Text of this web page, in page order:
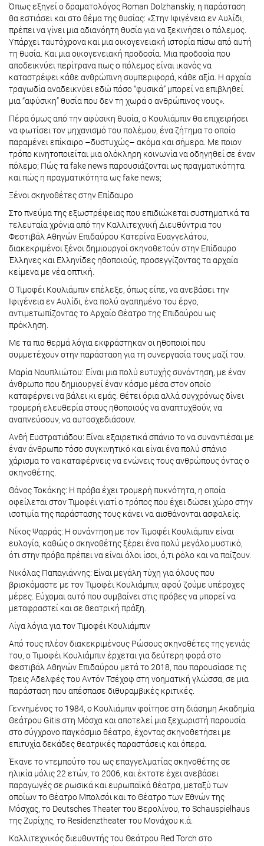
Όπως εξηγεί ο δραματολόγος Roman Dolzhanskiy, η παράσταση
θα εστιάσει και στο θέμα της θυσίας: «Στην Ιφιγένεια εν Αυλίδι,
πρέπει να γίνει μια αδιανόητη θυσία για να ξεκινήσει ο πόλεμος.
Υπάρχει ταυτόχρονα και μια οικογενειακή ιστορία πίσω από αυτή
τη θυσία. Και μια οικογενειακή προδοσία. Μια προδοσία που
αποδεικνύει περίτρανα πως ο πόλεμος είναι ικανός να
καταστρέψει κάθε ανθρώπινη συμπεριφορά, κάθε αξία. Η αρχαία
τραγωδία αναδεικνύει εδώ πόσο “φυσικά” μπορεί να επιβληθεί
μια “αφύσικη” θυσία που δεν τη χωρά ο ανθρώπινος νους».
Πέρα όμως από την αφύσικη θυσία, ο Κουλιάμπιν θα επιχειρήσει
να φωτίσει τον μηχανισμό του πολέμου, ένα ζήτημα το οποίο
παραμένει επίκαιρο –δυστυχώς– ακόμα και σήμερα. Με ποιον
τρόπο κινητοποιείται μια ολόκληρη κοινωνία να οδηγηθεί σε έναν
πόλεμο; Πώς τα fake news παρουσιάζονται ως πραγματικότητα
και πώς η πραγματικότητα ως fake news;
Ξένοι σκηνοθέτες στην Επίδαυρο
Στο πνεύμα της εξωστρέφειας που επιδιώκεται συστηματικά τα
τελευταία χρόνια από την Καλλιτεχνική Διευθύντρια του
Φεστιβάλ Αθηνών Επιδαύρου Κατερίνα Ευαγγελάτου,
διακεκριμένοι ξένοι δημιουργοί σκηνοθετούν στην Επίδαυρο
Έλληνες και Ελληνίδες ηθοποιούς, προσεγγίζοντας τα αρχαία
κείμενα με νέα οπτική.
Ο Τιμοφέι Κουλιάμπιν επέλεξε, όπως είπε, να ανεβάσει την
Ιφιγένεια εν Αυλίδι, ένα πολύ αγαπημένο του έργο,
αντιμετωπίζοντας το Αρχαίο Θέατρο της Επιδαύρου ως
πρόκληση.
Με τα πιο θερμά λόγια εκφράστηκαν οι ηθοποιοί που
συμμετέχουν στην παράσταση για τη συνεργασία τους μαζί του.
Μαρία Ναυπλιώτου: Είναι μια πολύ ευτυχής συνάντηση, με έναν
άνθρωπο που δημιουργεί έναν κόσμο μέσα στον οποίο
καταφέρνει να βάλει κι εμάς. Θέτει όρια αλλά συγχρόνως δίνει
τρομερή ελευθερία στους ηθοποιούς να αναπτυχθούν, να
αναπνεύσουν, να αυτοσχεδιάσουν.
Ανθή Ευστρατιάδου: Είναι εξαιρετικά σπάνιο το να συναντιέσαι με
έναν άνθρωπο τόσο συγκινητικό και είναι ένα πολύ σπάνιο
χάρισμα το να καταφέρνεις να ενώνεις τους ανθρώπους όντας ο
σκηνοθέτης.
Θάνος Τοκάκης: Η πρόβα έχει τρομερή πυκνότητα, η οποία
οφείλεται στον Τιμοφέι γιατί ο τρόπος που έχει δώσει χώρο στην
ισοτιμία της παράστασης τους κάνει να αισθάνονται ασφαλείς.
Νίκος Ψαρράς: Η συνάντηση με τον Τιμοφέι Κουλιάμπιν είναι
ευλογία, καθώς ο σκηνοθέτης ξέρει ένα πολύ μεγάλο μυστικό,
ότι στην πρόβα πρέπει να είναι όλοι ίσοι, ό,τι ρόλο και να παίζουν.
Νικόλας Παπαγιάννης: Είναι μεγάλη τύχη για όλους που
βρισκόμαστε με τον Τιμοφέι Κουλιάμπιν, αφού ζούμε υπέροχες
μέρες. Εύχομαι αυτό που συμβαίνει στις πρόβες να μπορεί να
μεταφραστεί και σε θεατρική πράξη.
Λίγα λόγια για τον Τιμοφέι Κουλιάμπιν
Από τους πλέον διακεκριμένους Ρώσους σκηνοθέτες της γενιάς
του, ο Τιμοφέι Κουλιάμπιν έρχεται για δεύτερη φορά στο
Φεστιβάλ Αθηνών Επιδαύρου μετά το 2018, που παρουσίασε τις
Τρεις Αδελφές του Αντόν Τσέχοφ στη νοηματική γλώσσα, σε μια
παράσταση που απέσπασε διθυραμβικές κριτικές.
Γεννημένος το 1984, ο Κουλιάμπιν φοίτησε στη διάσημη Ακαδημία
Θεάτρου Gitis στη Μόσχα και αποτελεί μια ξεχωριστή παρουσία
στο σύγχρονο παγκόσμιο θέατρο, έχοντας σκηνοθετήσει με
επιτυχία δεκάδες θεατρικές παραστάσεις και όπερα.
Έκανε το ντεμπούτο του ως επαγγελματίας σκηνοθέτης σε
ηλικία μόλις 22 ετών, το 2006, και έκτοτε έχει ανεβάσει
παραγωγές σε ρωσικά και ευρωπαϊκά θέατρα, μεταξύ των
οποίων το Θέατρο Μπολσόι και το Θέατρο των Εθνών της
Μόσχας, το Deutsches Theater του Βερολίνου, το Schauspielhaus
της Ζυρίχης, το Residenztheater του Μονάχου κ.ά.
Καλλιτεχνικός διευθυντής του Θεάτρου Red Torch στο